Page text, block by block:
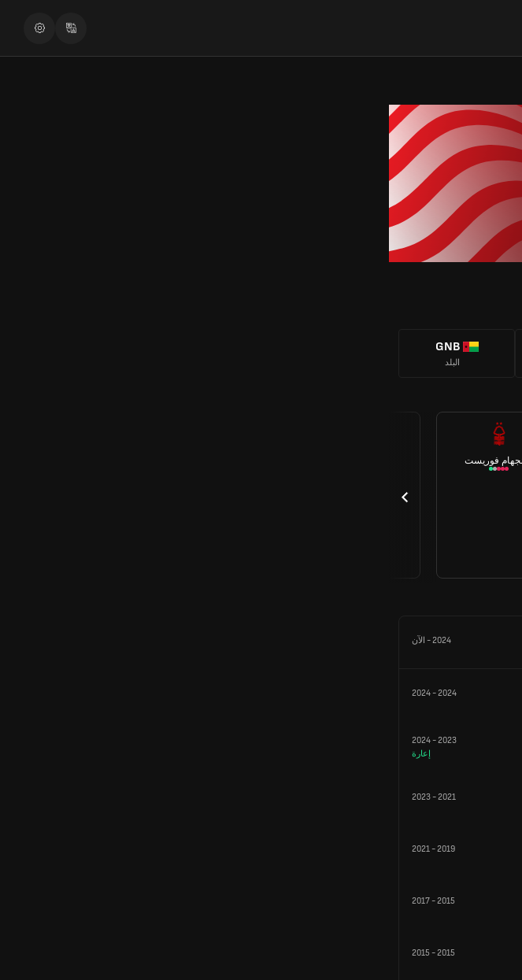
GNB
البلد
فوريست
2024
- الآن
2024
-
2024
2023
-
2024
إعارة
2021
-
2023
2019
-
2021
2015
-
2017
2015
-
2015